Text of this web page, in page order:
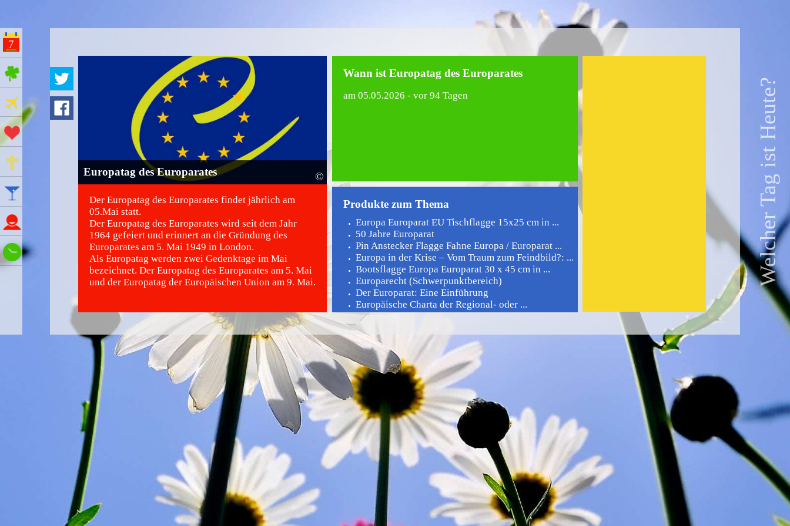
Welcher Tag ist Heute?
7
ges Feiertage
Ferien
Aktionstage
Gedenktage
Namenstage
Wie spät ist es?
Europatag des Europarates ©
Der Europatag des Europarates findet jährlich am
05.Mai statt.
Der Europatag des Europarates wird seit dem Jahr
1964 gefeiert und erinnert an die Gründung des
Europarates am 5. Mai 1949 in London.
Als Europatag werden zwei Gedenktage im Mai
bezeichnet. Der Europatag des Europarates am 5. Mai
und der Europatag der Europäischen Union am 9. Mai.
Wann ist Europatag des Europarates
am05.05.2026 - vor 94 Tagen
Produkte zum Thema
Europa Europarat EU Tischflagge 15x25 cm in ...
50 Jahre Europarat
Pin Anstecker Flagge Fahne Europa / Europarat ...
Europa in der Krise – Vom Traum zum Feindbild?: ...
Bootsflagge Europa Europarat 30 x 45 cm in ...
Europarecht (Schwerpunktbereich)
Der Europarat: Eine Einführung
Europäische Charta der Regional- oder ...